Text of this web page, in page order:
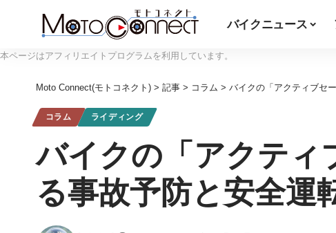
バイクニュース
本ページはアフィリエイトプログラムを利用しています。
Moto Connect(モトコネクト) > 記事 > コラム > バイクの「アクティブセ
コラム ライディング
バイクの「アクティ
る事故予防と安全運